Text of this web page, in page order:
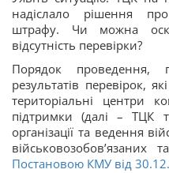
надіслало рішення про
штрафу. Чи можна
відсутність перевірки?
Порядок проведення,
результатів перевірок,
територіальні центри
підтримки (далі – ТЦК
організації та ведення
військовозобов’язаних
Постановою КМУ від